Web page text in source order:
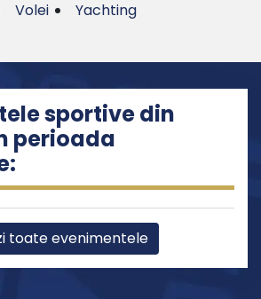
Volei Yachting
sportive din
perioada
toate evenimentele